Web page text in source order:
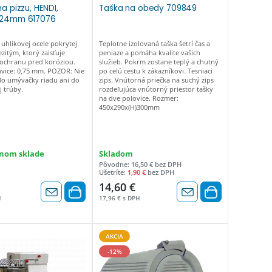
pizzu, HENDI,
617076
ocele pokrytej
ktorý zaisťuje
pred koróziou.
0,75 mm. POZOR: Nie
umývačky riadu ani do
trúby.
sklade
Taška na obedy 709849
Teplotne izolovaná taška šetrí čas a
peniaze a pomáha kvalite vašich
služieb. Pokrm zostane teplý a chutný
po celú cestu k zákazníkovi. Tesniaci
zips. Vnútorná priečka na suchý zips
rozdeľujúca vnútorný priestor tašky
na dve polovice. Rozmer:
450x290x(H)300mm
Skladom
Pôvodne: 16,50 € bez DPH
Ušetríte: 1,90 € bez DPH
14,60 €
17,96 € s DPH
AKCIA
-12%